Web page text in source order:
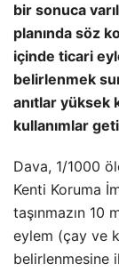
bir sonuca
planında söz
içinde ticari
belirlenmek
anıtlar yüksek
kullanımlar
Dava, 1/1000
Kenti Koruma
taşınmazın 10
eylem (çay ve
belirlenmesine